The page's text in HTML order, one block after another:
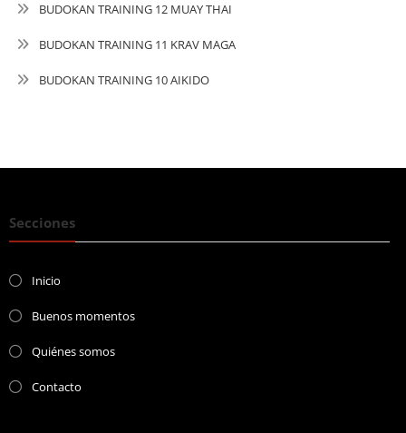
BUDOKAN TRAINING 12 MUAY THAI
BUDOKAN TRAINING 11 KRAV MAGA
BUDOKAN TRAINING 10 AIKIDO
Secciones
Inicio
Buenos momentos
Quiénes somos
Contacto